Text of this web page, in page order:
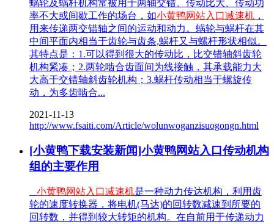
蜗轮及蜗杆机构常被用于两轴交错、传动比大、传动功
率不大或间歇工作的场台，如小黄鸭网站入口减速机 ，
用来传递两交错轴之间的运动和动力。蜗轮与蜗杆在其
中间平面内相当于齿轮与齿条,蜗杆又与螺杆形状相似。
其特点是：1.可以得到很大的传动比，比交错轴斜齿轮
机构紧凑；2.两轮啮合齿面间为线接触，其承载能力大
大高于交错轴斜齿轮机构；3.蜗杆传动相当于螺旋传
动，为多齿啮合...
2021-11-13
http://www.fsaiti.com/Article/wolunwoganzisuogongn.html
[小黄鸭下载安装新闻]小黄鸭网站入口传动机构
组的主要作用
小黄鸭网站入口减速机是一种动力传达机构，利用齿
轮的速度转换器，将电机(马达)的回转数减速到所要的
回转数，并得到较大转矩的机构。在自前用于传递动力